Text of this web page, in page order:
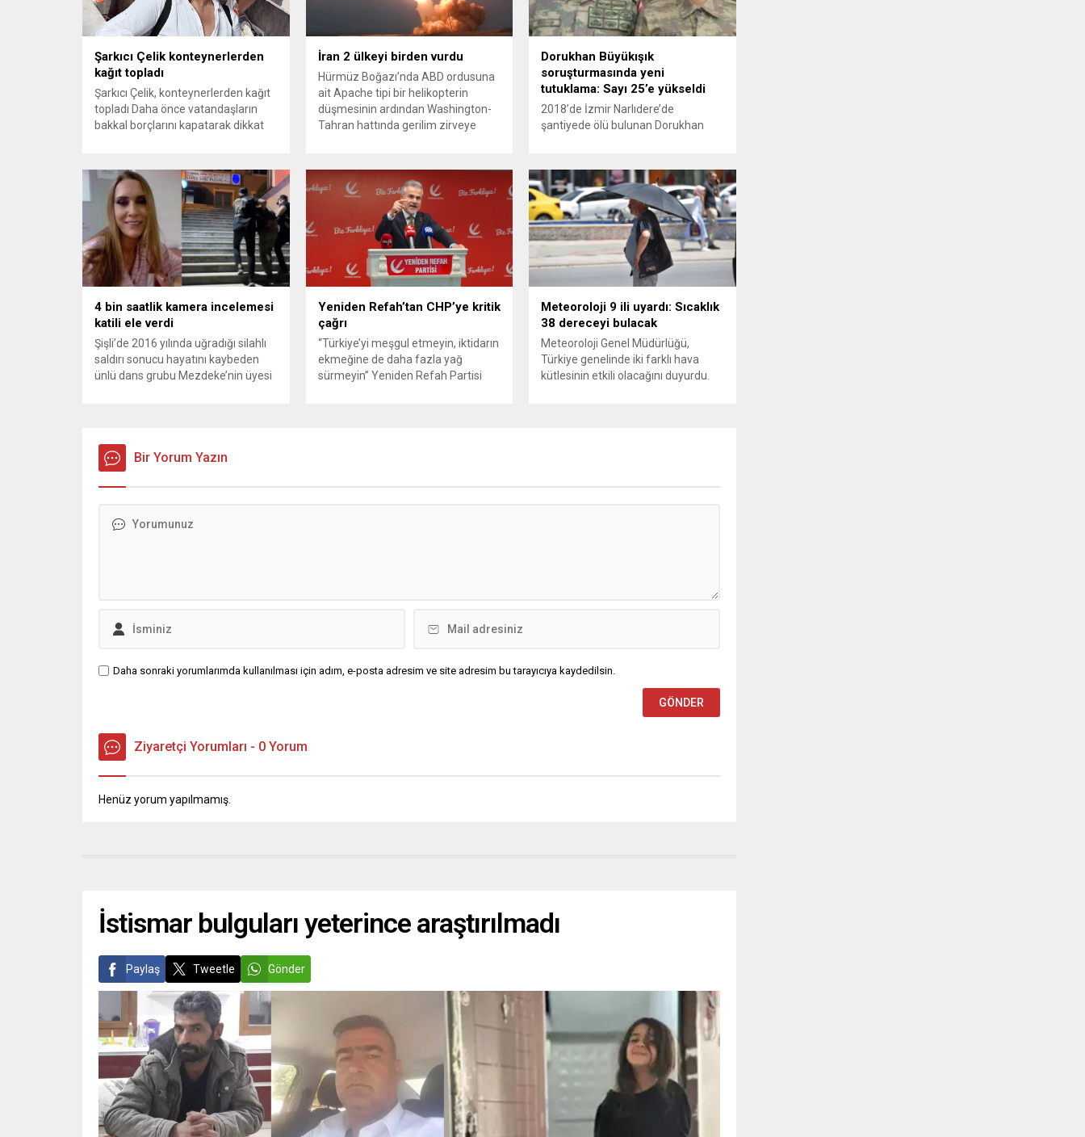
Şarkıcı Çelik konteynerlerden
kağıt topladı
Şarkıcı Çelik, konteynerlerden kağıt
topladı Daha önce vatandaşların
bakkal borçlarını kapatarak dikkat
Çelik, Samsun’un İlkadım ilçesinde
çöpten kağıt toplayarak geçimini
sağlayan Serpil Hanım’a destek
oldu. Çelik, sokaklardaki
konteynerlerden kağıt topladı. Ünlü
şarkıcı Çelik, Samsun’un İlkadım
ilçesinde çöpten kağıt toplayarak...
İran 2 ülkeyi birden vurdu
Hürmüz Boğazı’nda ABD ordusuna
ait Apache tipi bir helikopterin
düşmesinin ardından Washington-
Tahran hattında gerilim zirveye
savunma sistemleri ve radarları
vurmasına, İran Devrim Muhafızları
Bahreyn ve Ürdün’deki Amerikan
askeri üslerini hedef alarak sert
karşılık verdi. Tahran, yeni bir ABD
saldırısına anında yanıt verileceğini
duyurdu....
Dorukhan Büyükışık
soruşturmasında yeni
tutuklama: Sayı 25’e yükseldi
2018’de İzmir Narlıdere’de
şantiyede ölü bulunan Dorukhan
artmaya devam ediyor. Son olarak
Olay Yeri İnceleme Büro Amiri
Atakan Kaçar’ın da tutuklanmasıyla
dosyadaki tutuklu sayısı 25’e
yükseldi. İzmir’in Narlıdere ilçesinde
2018 yılında şantiyede ölü bulunan
Dorukhan Büyükışık’a ilişkin yeniden
açılan soruşturmada tutuklamalar
genişliyor. Son olarak dönemin...
4 bin saatlik kamera incelemesi
katili ele verdi
Şişli’de 2016 yılında uğradığı silahlı
saldırı sonucu hayatını kaybeden
ünlü dans grubu Mezdeke’nin üyesi
ekipleri, cinayeti işlediğini itiraf eden
maktulün akrabası Bülent G. ile
azmettirici olduğu öne sürülen 2...
Yeniden Refah’tan CHP’ye kritik
çağrı
“Türkiye’yi meşgul etmeyin, iktidarın
ekmeğine de daha fazla yağ
sürmeyin” Yeniden Refah Partisi
önce anlaşın, kurultay kararı alın,
Meteoroloji 9 ili uyardı: Sıcaklık
38 dereceyi bulacak
Meteoroloji Genel Müdürlüğü,
Türkiye genelinde iki farklı hava
kütlesinin etkili olacağını duyurdu.
9 ilde ise hava sıcaklıkları mevsim
Bir Yorum Yazın
Daha sonraki yorumlarımda kullanılması için adım, e-posta adresim ve site adresim bu tarayıcıya kaydedilsin.
Ziyaretçi Yorumları - 0 Yorum
Henüz yorum yapılmamış.
İstismar bulguları yeterince araştırılmadı
Paylaş Tweetle Gönder